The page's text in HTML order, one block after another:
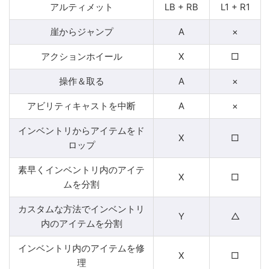
アルティメット LB + RB L1 + R1
崖からジャンプ A ×
アクションホイール X □
操作＆取る A ×
アビリティキャストを中断 A ×
インベントリからアイテムをド
ロップ
X □
素早くインベントリ内のアイテ
ムを分割
X □
カスタムな方法でインベントリ
内のアイテムを分割
Y △
インベントリ内のアイテムを修
理
X □